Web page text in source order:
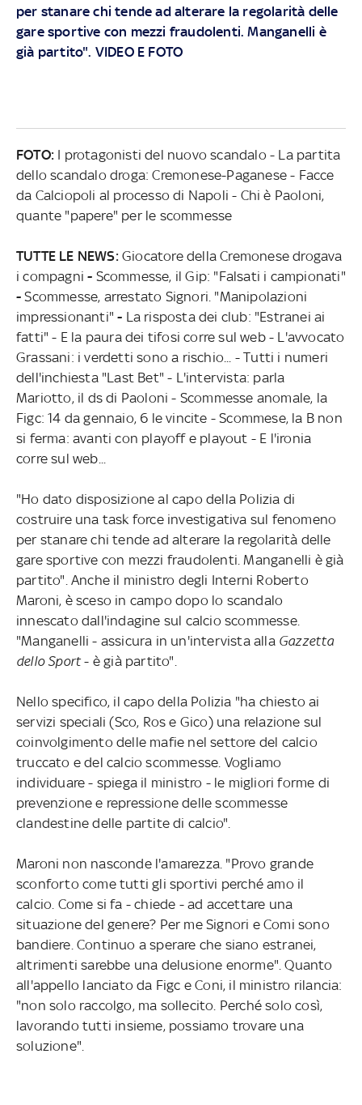
per stanare chi tende ad alterare la regolarità delle
gare sportive con mezzi fraudolenti. Manganelli è
già partito". VIDEO E FOTO
FOTO:I protagonisti del nuovo scandalo - La partita
dello scandalo droga: Cremonese-Paganese - Facce
da Calciopoli al processo di Napoli - Chi è Paoloni,
quante "papere" per le scommesse
TUTTE LE NEWS:Giocatore della Cremonese drogava
i compagni - Scommesse, il Gip: "Falsati i campionati"
-Scommesse, arrestato Signori. "Manipolazioni
impressionanti" - La risposta dei club: "Estranei ai
fatti" - E la paura dei tifosi corre sul web - L'avvocato
Grassani: i verdetti sono a rischio... - Tutti i numeri
dell'inchiesta "Last Bet" - L'intervista: parla
Mariotto, il ds di Paoloni - Scommesse anomale, la
Figc: 14 da gennaio, 6 le vincite - Scommese, la B non
si ferma: avanti con playoff e playout - E l'ironia
corre sul web...
"Ho dato disposizione al capo della Polizia di
costruire una task force investigativa sul fenomeno
per stanare chi tende ad alterare la regolarità delle
gare sportive con mezzi fraudolenti. Manganelli è già
partito". Anche il ministro degli Interni Roberto
Maroni, è sceso in campo dopo lo scandalo
innescato dall'indagine sul calcio scommesse.
"Manganelli - assicura in un'intervista alla Gazzetta
dello Sport- è già partito".
Nello specifico, il capo della Polizia "ha chiesto ai
servizi speciali (Sco, Ros e Gico) una relazione sul
coinvolgimento delle mafie nel settore del calcio
truccato e del calcio scommesse. Vogliamo
individuare - spiega il ministro - le migliori forme di
prevenzione e repressione delle scommesse
clandestine delle partite di calcio".
Maroni non nasconde l'amarezza. "Provo grande
sconforto come tutti gli sportivi perché amo il
calcio. Come si fa - chiede - ad accettare una
situazione del genere? Per me Signori e Comi sono
bandiere. Continuo a sperare che siano estranei,
altrimenti sarebbe una delusione enorme". Quanto
all'appello lanciato da Figc e Coni, il ministro rilancia:
"non solo raccolgo, ma sollecito. Perché solo così,
lavorando tutti insieme, possiamo trovare una
soluzione".